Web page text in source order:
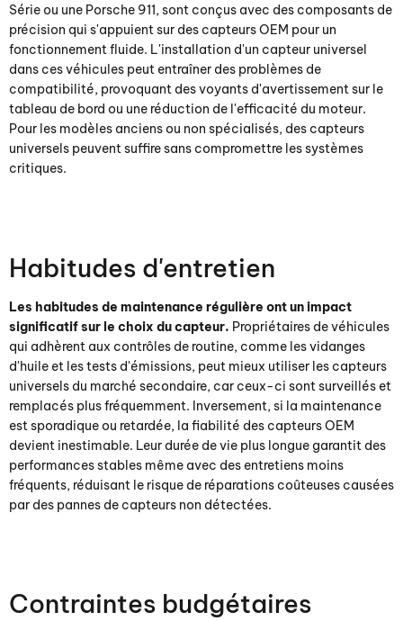
Série ou une Porsche 911, sont conçus avec des composants de
précision qui s'appuient sur des capteurs OEM pour un
fonctionnement fluide. L'installation d'un capteur universel
dans ces véhicules peut entraîner des problèmes de
compatibilité, provoquant des voyants d'avertissement sur le
tableau de bord ou une réduction de l'efficacité du moteur.
Pour les modèles anciens ou non spécialisés, des capteurs
universels peuvent suffire sans compromettre les systèmes
critiques.
Habitudes d'entretien
Les habitudes de maintenance régulière ont un impact
significatif sur le choix du capteur. Propriétaires de véhicules
qui adhèrent aux contrôles de routine, comme les vidanges
d'huile et les tests d'émissions, peut mieux utiliser les capteurs
universels du marché secondaire, car ceux-ci sont surveillés et
remplacés plus fréquemment. Inversement, si la maintenance
est sporadique ou retardée, la fiabilité des capteurs OEM
devient inestimable. Leur durée de vie plus longue garantit des
performances stables même avec des entretiens moins
fréquents, réduisant le risque de réparations coûteuses causées
par des pannes de capteurs non détectées.
Contraintes budgétaires